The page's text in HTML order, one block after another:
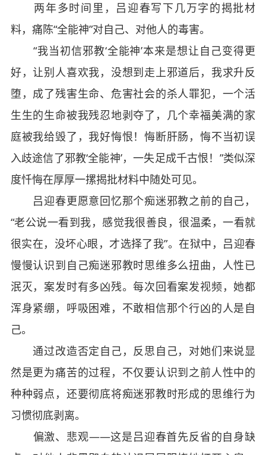
两年多时间里，吕迎春写下几万字的揭批材
料，痛陈“全能神”对自己、对他人的毒害。
“我当初信邪教‘全能神’本来是想让自己变得更
好，让别人喜欢我，没想到走上邪道后，我求升反
堕，成了残害生命、危害社会的杀人罪犯，一个活
生生的生命被我残忍地剥夺了，几个幸福美满的家
庭被我给毁了，我好悔恨！悔断肝肠，悔不当初误
入歧途信了邪教‘全能神’，一失足成千古恨！”类似深
度忏悔在厚厚一摞揭批材料中随处可见。
吕迎春更愿意回忆那个痴迷邪教之前的自己，
“老公说一看到我，感觉我很善良，很温柔，一看就
很实在，没坏心眼，才选择了我”。在狱中，吕迎春
慢慢认识到自己痴迷邪教时思维多么扭曲，人性已
泯灭，案发时有多凶残。每次回看案发视频，她都
浑身紧绷，呼吸困难，不敢相信那个行凶的人是自
己。
通过改造否定自己，反思自己，对她们来说显
然是更为痛苦的过程，不仅要认识到之前人性中的
种种弱点，还要彻底将痴迷邪教时形成的思维行为
习惯彻底剥离。
偏激、悲观——这是吕迎春首先反省的自身缺